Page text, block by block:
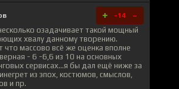
+ -14 -
озадачивает такой мощный
хвалу данному творению.
что массово всё же оценка вполне
- 6 -6,6 из 10 на основных
сервисах...я бы дал ещё ниже за
из эпох, костюмов, смыслов,
и пр.